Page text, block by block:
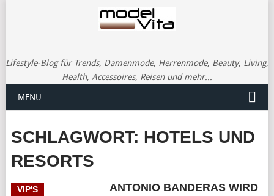
Lifestyle-Blog für Trends, Damenmode, Herrenmode, Beauty, Living,
Health, Accessoires, Reisen und mehr...
MENU
SCHLAGWORT: HOTELS UND
RESORTS
VIP'S
ANTONIO BANDERAS WIRD